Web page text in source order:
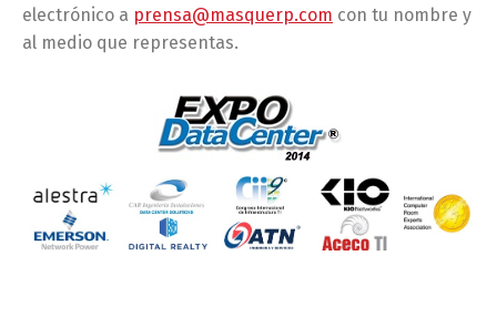
electrónico a prensa@masquerp.com con tu nombre y
al medio que representas.